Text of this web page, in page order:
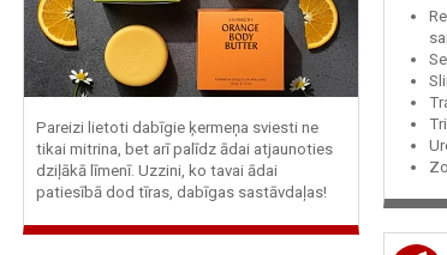
Pareizi lietoti dabīgie ķermeņa sviesti ne
tikai mitrina, bet arī palīdz ādai atjaunoties
dziļākā līmenī. Uzzini, ko tavai ādai
patiesībā dod tīras, dabīgas sastāvdaļas!